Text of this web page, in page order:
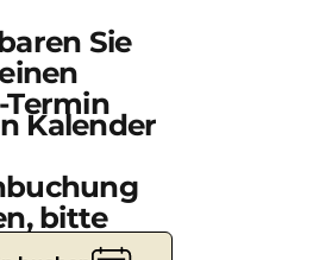
Sie
Termin
Kalender
bitte
Dabei